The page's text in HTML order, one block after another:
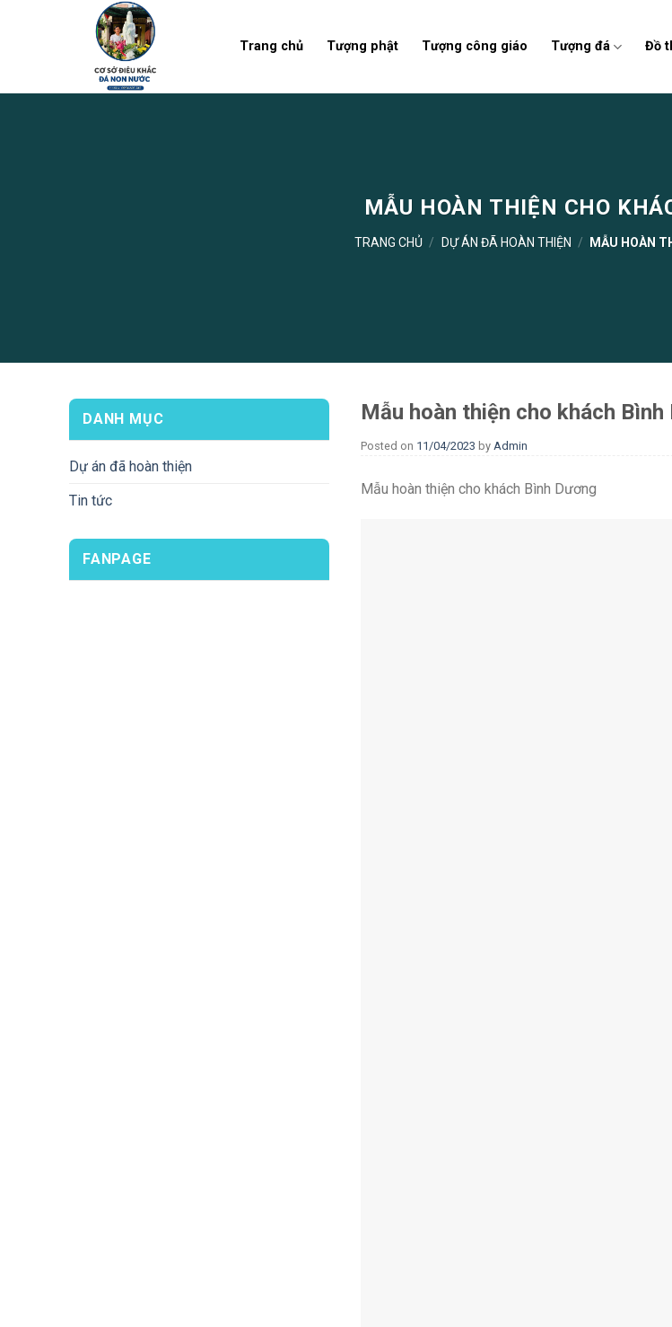
Trang chủ Tượng phật Tượng công giáo Tượng đá Đồ
MẪU HOÀN THIỆN CHO
TRANG CHỦ / DỰ ÁN ĐÃ HOÀN THIỆN / MẪU HOÀN
DANH MỤC
Dự án đã hoàn thiện
Tin tức
FANPAGE
Mẫu hoàn thiện cho khách Bình
Posted on 11/04/2023 by Admin
Mẫu hoàn thiện cho khách Bình Dương